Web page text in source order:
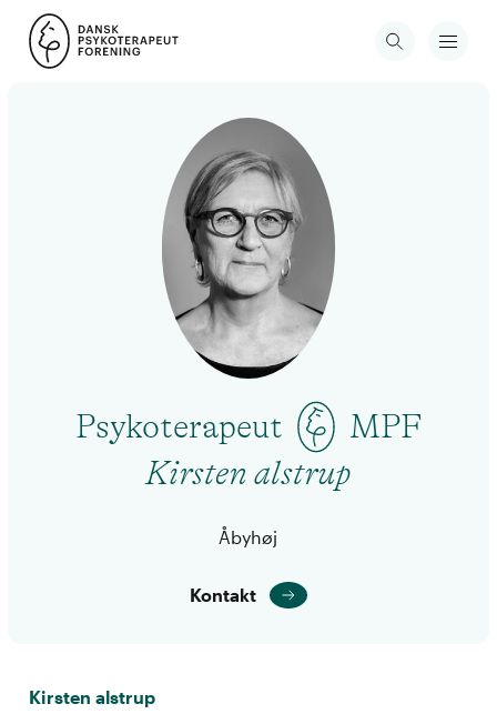
Psykoterapeut
MPF
Kirsten alstrup
Åbyhøj
Kontakt
Kirsten alstrup